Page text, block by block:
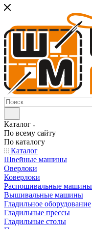
Каталог
По всему сайту
По каталогу
Каталог
Швейные машины
Оверлоки
Коверлоки
Распошивальные машины
Вышивальные машины
Гладильное оборудование
Гладильные прессы
Гладильные столы